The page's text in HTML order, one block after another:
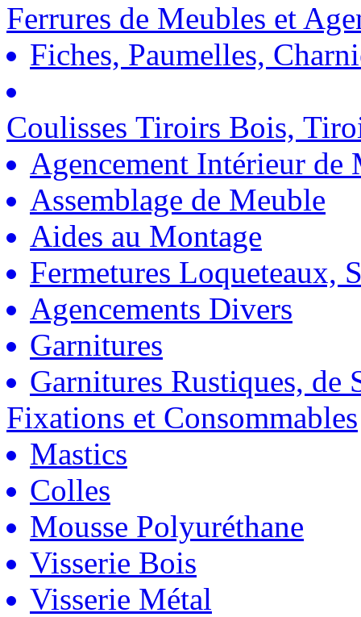
Ferrures de Meubles et
Fiches, Paumelles,
Coulisses Tiroirs Bois,
Agencement Intérieur de
Assemblage de Meuble
Aides au Montage
Fermetures Loqueteaux,
Agencements Divers
Garnitures
Garnitures Rustiques, de
Fixations et Consommables
Mastics
Colles
Mousse Polyuréthane
Visserie Bois
Visserie Métal